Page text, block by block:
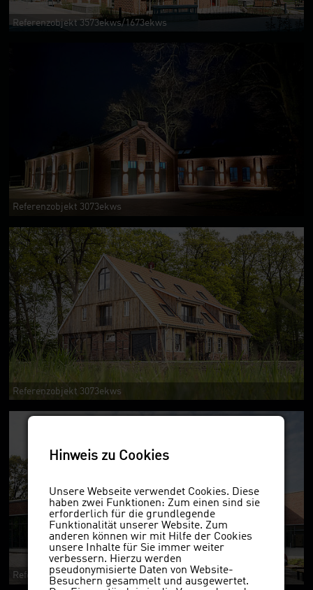
Referenzobjekt 3573ekws/1673ekws
Referenzobjekt 3073ekws
Referenzobjekt 3073ekws
Referenzobjekt 3573ekws
Hinweis zu Cookies
Unsere Webseite verwendet Cookies. Diese
haben zwei Funktionen: Zum einen sind sie
erforderlich für die grundlegende
Funktionalität unserer Website. Zum
anderen können wir mit Hilfe der Cookies
unsere Inhalte für Sie immer weiter
verbessern. Hierzu werden
pseudonymisierte Daten von Website-
Besuchern gesammelt und ausgewertet.